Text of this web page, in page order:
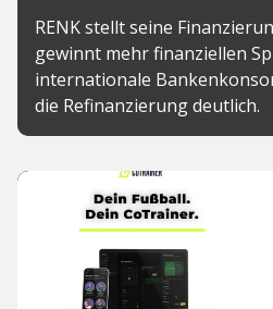
RENK stellt seine
gewinnt mehr finanziellen
internationale
die Refinanzierung deutlich.